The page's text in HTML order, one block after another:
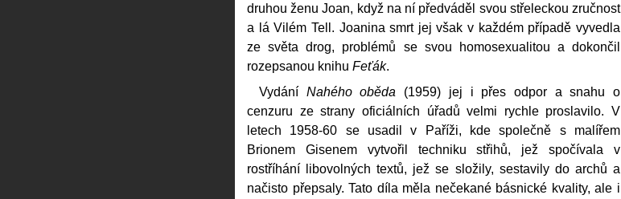
druhou ženu Joan, když na ní předváděl svou střeleckou zručnost
a lá Vilém Tell. Joanina smrt jej však v každém případě vyvedla
ze světa drog, problémů se svou homosexualitou a dokončil
rozepsanou knihu Feťák.
Vydání Nahého oběda (1959) jej i přes odpor a snahu o
cenzuru ze strany oficiálních úřadů velmi rychle proslavilo. V
letech 1958-60 se usadil v Paříži, kde společně s malířem
Brionem Gisenem vytvořil techniku střihů, jež spočívala v
rostříhání libovolných textů, jež se složily, sestavily do archů a
načisto přepsaly. Tato díla měla nečekané básnické kvality, ale i